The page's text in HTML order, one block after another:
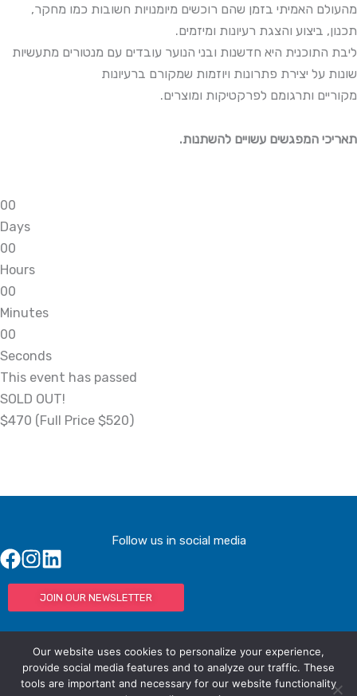
מהעולם האמיתי בזמן שהם רוכשים מיומנויות חשובות כמו מחקר,
תכנון, ביצוע והצגת רעיונות ומיזמים.
ליבת התוכנית היא חדשנות ובני הנוער עובדים עם מנטורים מתעשיות
שונות על יצירת פתרונות ויוזמות שמקורם ברעיונות
מקוריים ותרגומם לפרקטיקות ומוצרים.
.תאריכי המפגשים עשויים להשתנות
00
Days
00
Hours
00
Minutes
00
Seconds
This event has passed
SOLD OUT!
$470 (Full Price $520)
Follow us in social media
JOIN OUR NEWSLETTER
© IAC - All rights ReservedPowered by Activated Digital
Our website uses cookies to personalize your experience,
provide social media features and to analyze our traffic. These
tools are important and necessary for our website functionality